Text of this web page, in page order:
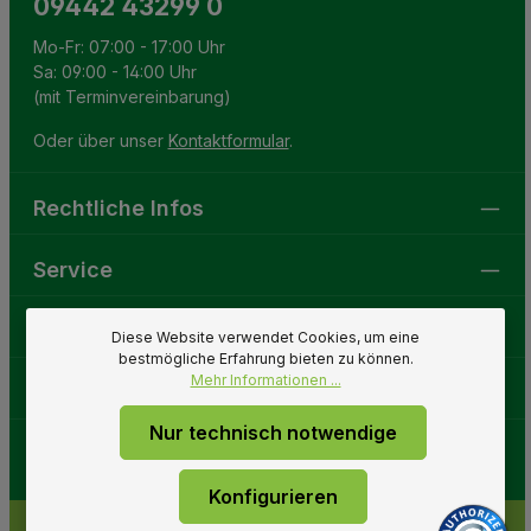
09442 43299 0
Mo-Fr: 07:00 - 17:00 Uhr
Sa: 09:00 - 14:00 Uhr
(mit Terminvereinbarung)
Oder über unser Kontaktformular.
Rechtliche Infos
Service
GartenweltDiese Website verwendet Cookies, um eine
bestmögliche Erfahrung bieten zu können.
Mehr Informationen ...
Nur technisch notwendige
Konfigurieren